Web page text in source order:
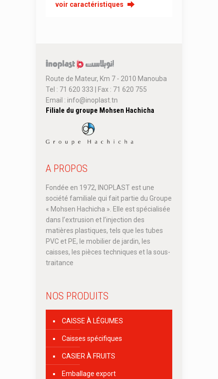
voir caractéristiques
Route de Mateur, Km 7 - 2010 Manouba
Tel : 71 620 333 ‎| Fax : 71 620 755
Email : info@inoplast.tn
Filiale du groupe Mohsen Hachicha
A PROPOS
Fondée en 1972, INOPLAST est une
société familiale qui fait partie du Groupe
« Mohsen Hachicha ». Elle est spécialisée
dans l’extrusion et l’injection des
matières plastiques, tels que les tubes
PVC et PE, le mobilier de jardin, les
caisses, les pièces techniques et la sous-
traitance
NOS PRODUITS
CAISSE À LÉGUMES
Caisses spécifiques
CASIER À FRUITS
Emballage export